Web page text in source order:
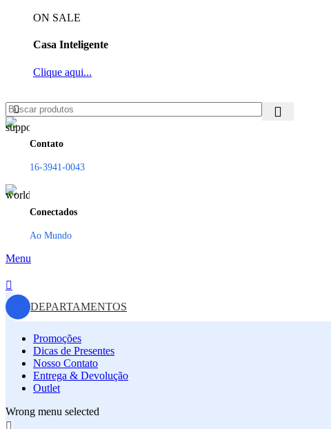
ON SALE
Casa Inteligente
Clique aqui...
Contato
16-3941-0043
Conectados
Ao Mundo
Menu
DEPARTAMENTOS
Promoções
Dicas de Presentes
Nosso Contato
Entrega & Devolução
Outlet
Wrong menu selected